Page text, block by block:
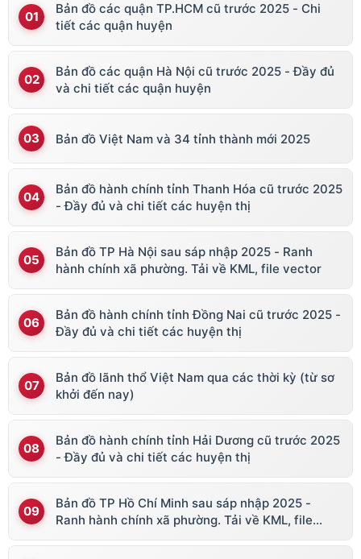
Bản đồ các quận TP.HCM cũ trước 2025 - Chi
tiết các quận huyện
Bản đồ các quận Hà Nội cũ trước 2025 - Đầy đủ
và chi tiết các quận huyện
Bản đồ Việt Nam và 34 tỉnh thành mới 2025
Bản đồ hành chính tỉnh Thanh Hóa cũ trước 2025
- Đầy đủ và chi tiết các huyện thị
Bản đồ TP Hà Nội sau sáp nhập 2025 - Ranh
hành chính xã phường. Tải về KML, file vector
Bản đồ hành chính tỉnh Đồng Nai cũ trước 2025 -
Đầy đủ và chi tiết các huyện thị
Bản đồ lãnh thổ Việt Nam qua các thời kỳ (từ sơ
khởi đến nay)
Bản đồ hành chính tỉnh Hải Dương cũ trước 2025
- Đầy đủ và chi tiết các huyện thị
Bản đồ TP Hồ Chí Minh sau sáp nhập 2025 -
Ranh hành chính xã phường. Tải về KML, file